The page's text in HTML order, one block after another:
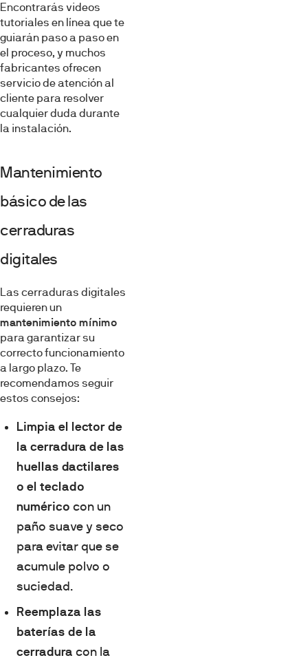
Encontrarás videos
tutoriales en línea que te
guiarán paso a paso en
el proceso, y muchos
fabricantes ofrecen
servicio de atención al
cliente para resolver
cualquier duda durante
la instalación.
Mantenimiento
básico de las
cerraduras
digitales
Las cerraduras digitales
requieren un
mantenimiento mínimo
para garantizar su
correcto funcionamiento
a largo plazo. Te
recomendamos seguir
estos consejos:
Limpia el lector de
la cerradura de las
huellas dactilares
o el teclado
numérico con un
paño suave y seco
para evitar que se
acumule polvo o
suciedad.
Reemplaza las
baterías de la
cerradura con la